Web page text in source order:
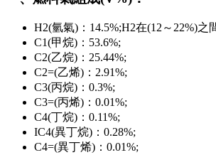
H2(氫氣)：14.5%;H2在(12～22%)之
C1(甲烷)：53.6%;
C2(乙烷)：25.44%;
C2=(乙烯)：2.91%;
C3(丙烷)：0.3%;
C3=(丙烯)：0.01%;
C4(丁烷)：0.11%;
IC4(異丁烷)：0.28%;
C4=(異丁烯)：0.01%;